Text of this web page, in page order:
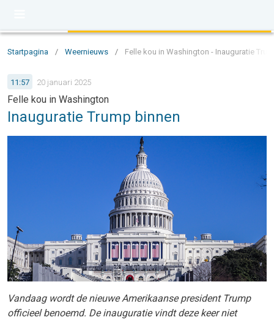
Startpagina / Weernieuws / Felle kou in Washington - Inauguratie
11:57 20 januari 2025
Felle kou in Washington
Inauguratie Trump binnen
Vandaag wordt de nieuwe Amerikaanse president Trump
officieel benoemd. De inauguratie vindt deze keer niet